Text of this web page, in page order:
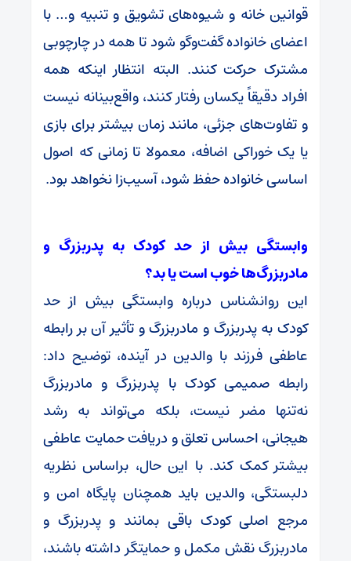
قوانین خانه و شیوه‌های تشویق و تنبیه و… با
اعضای خانواده گفت‌وگو شود تا همه در چارچوبی
مشترک حرکت کنند. البته انتظار اینکه همه
افراد دقیقاً یکسان رفتار کنند، واقع‌بینانه نیست
و تفاوت‌های جزئی، مانند زمان بیشتر برای بازی
یا یک خوراکی اضافه، معمولا تا زمانی که اصول
اساسی خانواده حفظ شود، آسیب‌زا نخواهد بود.
وابستگی بیش از حد کودک به پدربزرگ و
مادربزرگ‌ها خوب است یا بد؟
این روانشناس درباره وابستگی بیش از حد
کودک به پدربزرگ و مادربزرگ و تأثیر آن بر رابطه
عاطفی فرزند با والدین در آینده، توضیح داد:
رابطه صمیمی کودک با پدربزرگ و مادربزرگ
نه‌تنها مضر نیست، بلکه می‌تواند به رشد
هیجانی، احساس تعلق و دریافت حمایت عاطفی
بیشتر کمک کند. با این حال، براساس نظریه
دلبستگی، والدین باید همچنان پایگاه امن و
مرجع اصلی کودک باقی بمانند و پدربزرگ و
مادربزرگ نقش مکمل و حمایتگر داشته باشند،